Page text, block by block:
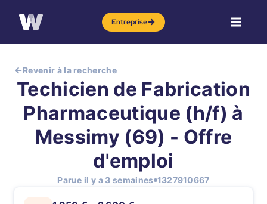
Entreprise
Revenir à la recherche
Techicien de Fabrication
Pharmaceutique (h/f) à
Messimy (69) - Offre
d'emploi
Parue il y a 3 semaines 1327910667